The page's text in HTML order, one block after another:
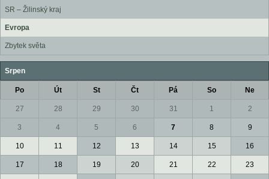
SR – Žilinský kraj
Evropa
Zbytek světa
Srpen
Po Út St Čt Pá So Ne
27 28 29 30 31 1 2
3 4 5 6 7 8 9
10 11 12 13 14 15 16
17 18 19 20 21 22 23